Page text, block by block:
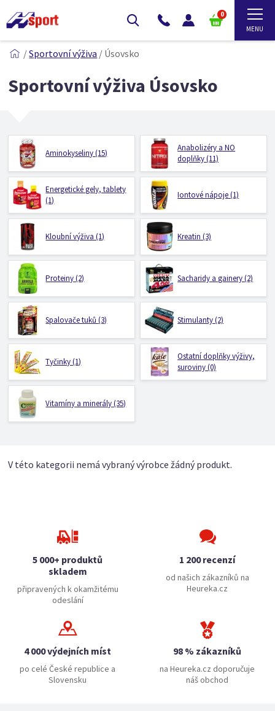
0
/Sportovní výživa / Úsovsko
Sportovní výživa Úsovsko
Aminokyseliny (15)
Anabolizéry a NO
doplňky (11)
Energetické gely, tablety
(1)
Iontové nápoje (1)
Kloubní výživa (1) Kreatin (3)
Proteiny (2) Sacharidy a gainery (2)
Spalovače tuků (3) Stimulanty (2)
Tyčinky (1)
Ostatní doplňky výživy,
suroviny (0)
Vitamíny a minerály (35)
V této kategorii nemá vybraný výrobce žádný produkt.
5 000+ produktů
skladem
připravených k okamžitému
odeslání
1 200 recenzí
od našich zákazníků na
Heureka.cz
4 000 výdejních míst
po celé České republice a
Slovensku
98 % zákazníků
na Heureka.cz doporučuje
náš obchod